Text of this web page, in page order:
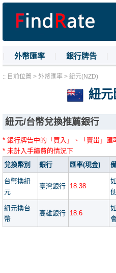
外幣匯率 銀行牌告
| 名詞解釋 | 換匯技巧
:: 目前位置 > 外幣匯率 > 紐元(NZD)
紐元
紐元/台幣兌換推薦銀行
* 銀行牌告中的「買入」、「賣岀」匯
* 未計入手續費的情況下
兌換幣別
銀行 匯率(現金)
台幣換紐
元
臺灣銀行 18.38
紐元換台
幣
高雄銀行 18.6